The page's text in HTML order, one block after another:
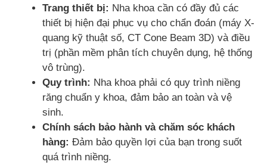
Trang thiết bị: Nha khoa cần có đầy đủ các
thiết bị hiện đại phục vụ cho chẩn đoán (máy X-
quang kỹ thuật số, CT Cone Beam 3D) và điều
trị (phần mềm phân tích chuyên dụng, hệ thống
vô trùng).
Quy trình: Nha khoa phải có quy trình niềng
răng chuẩn y khoa, đảm bảo an toàn và vệ
sinh.
Chính sách bảo hành và chăm sóc khách
hàng: Đảm bảo quyền lợi của bạn trong suốt
quá trình niềng.